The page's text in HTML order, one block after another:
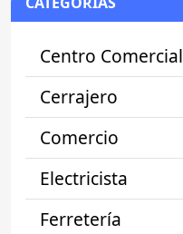
Centro Comercial
Cerrajero
Comercio
Electricista
Ferretería